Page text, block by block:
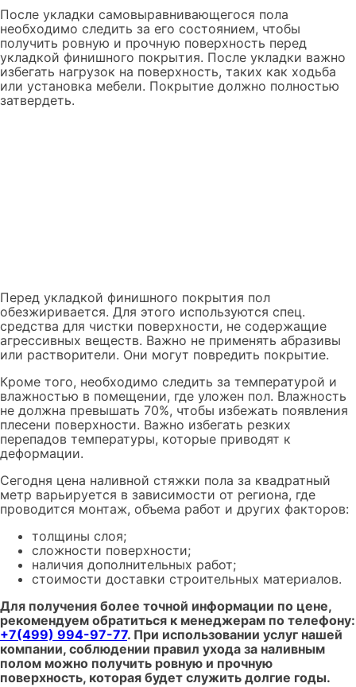
После укладки самовыравнивающегося пола
необходимо следить за его состоянием, чтобы
получить ровную и прочную поверхность перед
укладкой финишного покрытия. После укладки важно
избегать нагрузок на поверхность, таких как ходьба
или установка мебели. Покрытие должно полностью
затвердеть.
Перед укладкой финишного покрытия пол
обезжиривается. Для этого используются спец.
средства для чистки поверхности, не содержащие
агрессивных веществ. Важно не применять абразивы
или растворители. Они могут повредить покрытие.
Кроме того, необходимо следить за температурой и
влажностью в помещении, где уложен пол. Влажность
не должна превышать 70%, чтобы избежать появления
плесени поверхности. Важно избегать резких
перепадов температуры, которые приводят к
деформации.
Сегодня цена наливной стяжки пола за квадратный
метр варьируется в зависимости от региона, где
проводится монтаж, объема работ и других факторов:
толщины слоя;
сложности поверхности;
наличия дополнительных работ;
стоимости доставки строительных материалов.
Для получения более точной информации по цене,
рекомендуем обратиться к менеджерам по телефону:
+7(499) 994-97-77. При использовании услуг нашей
компании, соблюдении правил ухода за наливным
полом можно получить ровную и прочную
поверхность, которая будет служить долгие годы.